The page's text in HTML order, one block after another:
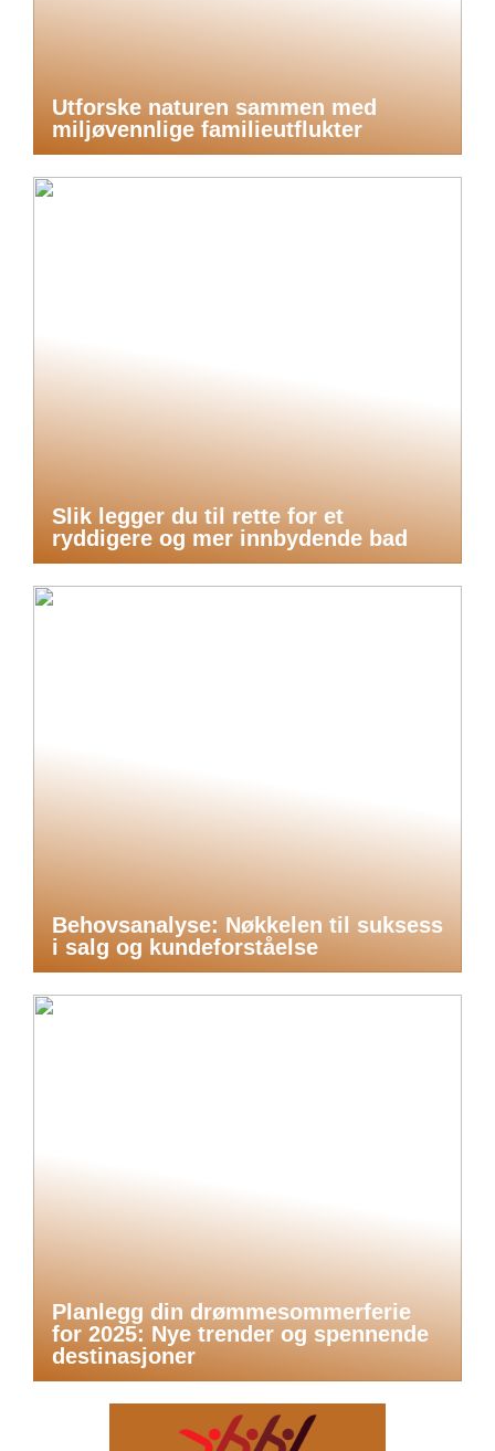
Utforske naturen sammen med
miljøvennlige familieutflukter
Slik legger du til rette for et
ryddigere og mer innbydende bad
Behovsanalyse: Nøkkelen til suksess
i salg og kundeforståelse
Planlegg din drømmesommerferie
for 2025: Nye trender og spennende
destinasjoner